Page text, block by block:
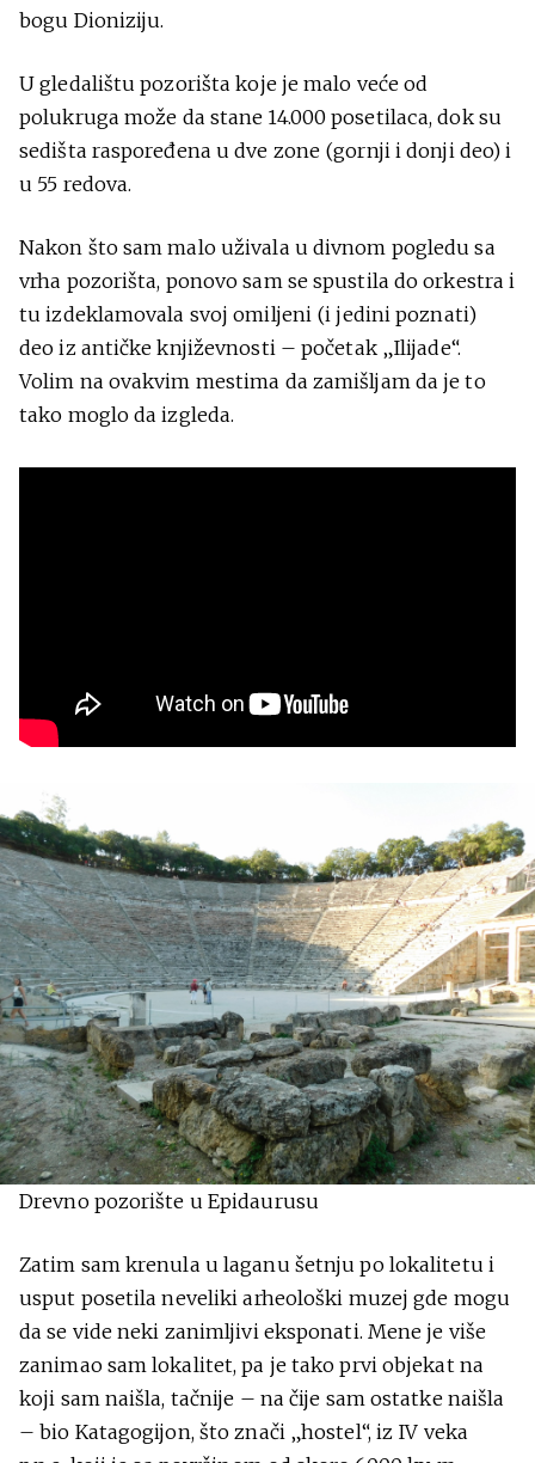
bogu Dioniziju.
U gledalištu pozorišta koje je malo veće od
polukruga može da stane 14.000 posetilaca, dok su
sedišta raspoređena u dve zone (gornji i donji deo) i
u 55 redova.
Nakon što sam malo uživala u divnom pogledu sa
vrha pozorišta, ponovo sam se spustila do orkestra i
tu izdeklamovala svoj omiljeni (i jedini poznati)
deo iz antičke književnosti – početak „Ilijade“.
Volim na ovakvim mestima da zamišljam da je to
tako moglo da izgleda.
Drevno pozorište u Epidaurusu
Zatim sam krenula u laganu šetnju po lokalitetu i
usput posetila neveliki arheološki muzej gde mogu
da se vide neki zanimljivi eksponati. Mene je više
zanimao sam lokalitet, pa je tako prvi objekat na
koji sam naišla, tačnije – na čije sam ostatke naišla
– bio Katagogijon, što znači „hostel“, iz IV veka